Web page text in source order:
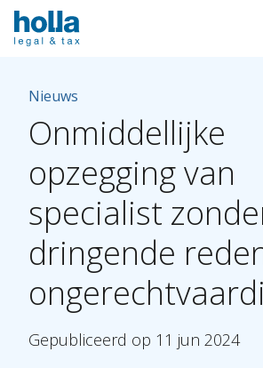
Nieuws
Onmiddellijke
opzeggingvan
specialist
dringende
Gepubliceerd op 11 jun 2024